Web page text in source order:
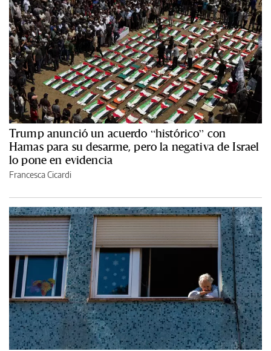
Trump anunció un acuerdo “histórico” con
Hamas para su desarme, pero la negativa de Israel
lo pone en evidencia
Francesca Cicardi